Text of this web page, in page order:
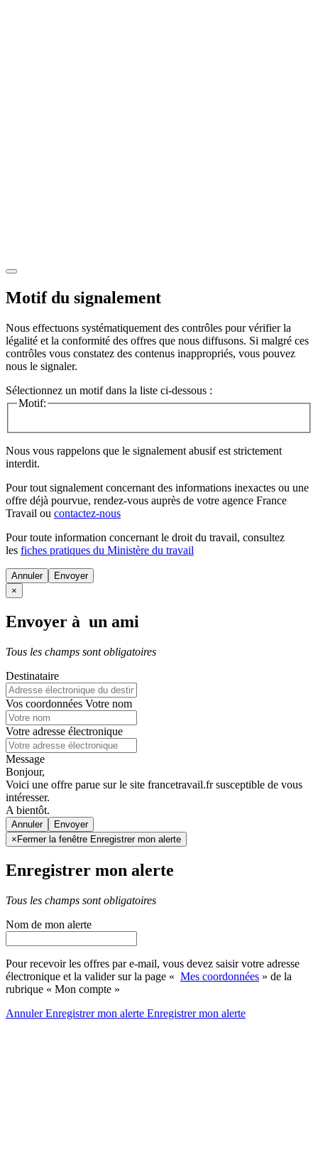
Motif du signalement
Nous effectuons systématiquement des contrôles pour vérifier la
légalité et la conformité des offres que nous diffusons. Si malgré ces
contrôles vous constatez des contenus inappropriés, vous pouvez
nous le signaler.
Sélectionnez un motif dans la liste ci-dessous :
Motif:
Nous vous rappelons que le signalement abusif est strictement
interdit.
Pour tout signalement concernant des informations inexactes ou une
offre déjà pourvue, rendez-vous auprès de votre agence France
Travail ou contactez-nous
Pour toute information concernant le droit du travail, consultez
les fiches pratiques du Ministère du travail
Annuler
×
Envoyer à un ami
Tous les champs sont obligatoires
Destinataire
Vos coordonnées Votre nom
Votre adresse électronique
Message
Bonjour,
Voici une offre parue sur le site francetravail.fr susceptible de vous
intéresser.
A bientôt.
Annuler
× Fermer la fenêtre Enregistrer mon alerte
Enregistrer mon alerte
Tous les champs sont obligatoires
Nom de mon alerte
Pour recevoir les offres par e-mail, vous devez saisir votre adresse
électronique et la valider sur la page « Mes coordonnées » de la
rubrique « Mon compte »
AnnulerEnregistrer mon alerte Enregistrermon alerte